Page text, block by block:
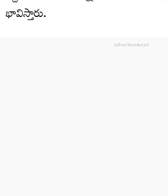
భావిస్తారు.